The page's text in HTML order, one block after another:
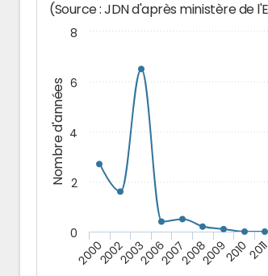
Nombre d'années
(Source : JDN d'après ministère de
20002002200320062007200820092010
0
2
4
6
8